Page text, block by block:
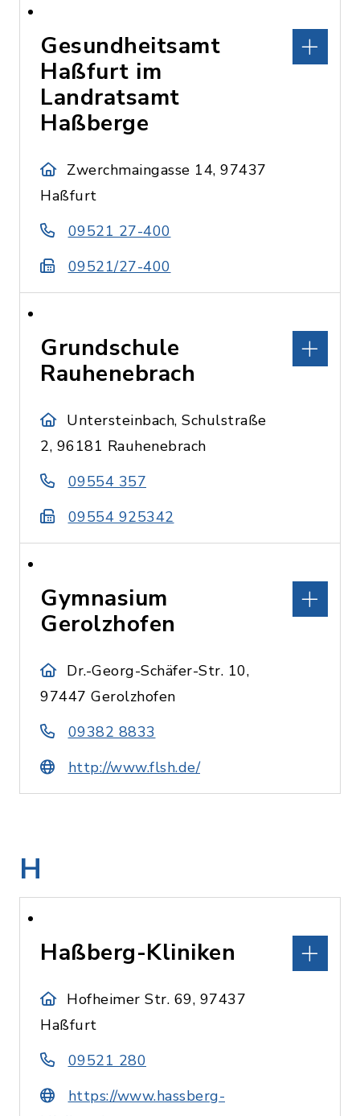
Gesundheitsamt
Haßfurt im
Landratsamt
Haßberge
Zwerchmaingasse 14, 97437
Haßfurt
09521 27-400
09521/27-400
Grundschule
Rauhenebrach
Untersteinbach, Schulstraße
2, 96181 Rauhenebrach
09554 357
09554 925342
Gymnasium
Gerolzhofen
Dr.-Georg-Schäfer-Str. 10,
97447 Gerolzhofen
09382 8833
http://www.flsh.de/
H
Haßberg-Kliniken
Hofheimer Str. 69, 97437
Haßfurt
09521 280
https://www.hassberg-